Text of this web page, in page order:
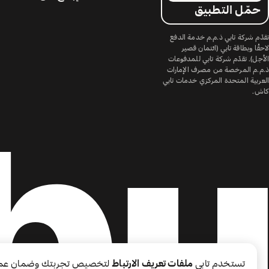
حمّل التطبيق
تقدّم شركة تابي ذ.م.م خدمة الدفع
لاحقًا وبطاقة تابي (ائتمان قصير
الأجل). تقدّم شركة تابي للمدفوعات
ذ.م.م المرخصة من مصرف الإمارات
العربية المتحدة المركزي خدمات تابي
كاش.
تستخدم تابي ملفات تعريف الارتباطلتخصيص تجربتك وضمان